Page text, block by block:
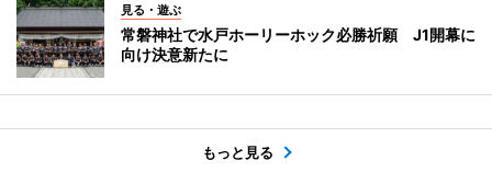
見る・遊ぶ
常磐神社で水戸ホーリーホック必勝祈願 J1開幕に
向け決意新たに
もっと見る